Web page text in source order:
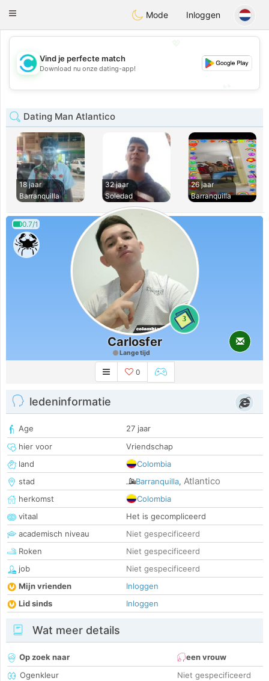
olombiaCitas
Toggle
Mode Inloggen
💖
💕
Vind je perfecte match
Download nu onze dating-app!
Dating Man Atlantico
18 jaar
Barranquilla
32 jaar
Soledad
26 jaar
Barranquilla
0.7/1
3
Carlosfer
Lange tijd
0
ledeninformatie
Age
27 jaar
hier voor
Vriendschap
land
Colombia
stad
Barranquilla, Atlantico
herkomst
Colombia
vitaal
Het is gecompliceerd
academisch niveau
Niet gespecificeerd
Roken
Niet gespecificeerd
job
Niet gespecificeerd
Mijn vrienden
Inloggen
Lid sinds
Inloggen
Wat meer details
Op zoek naar
een vrouw
Ogenkleur
Niet gespecificeerd